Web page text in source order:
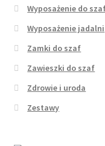
Wyposażenie do
Wyposażenie jadalni
Zamki do szaf
Zawieszki do szaf
Zdrowie i uroda
Zestawy